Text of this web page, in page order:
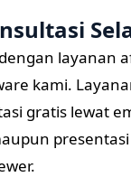
layanan
kami.
gratis lewat